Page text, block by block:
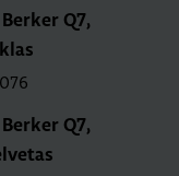
Q7,
Q7,